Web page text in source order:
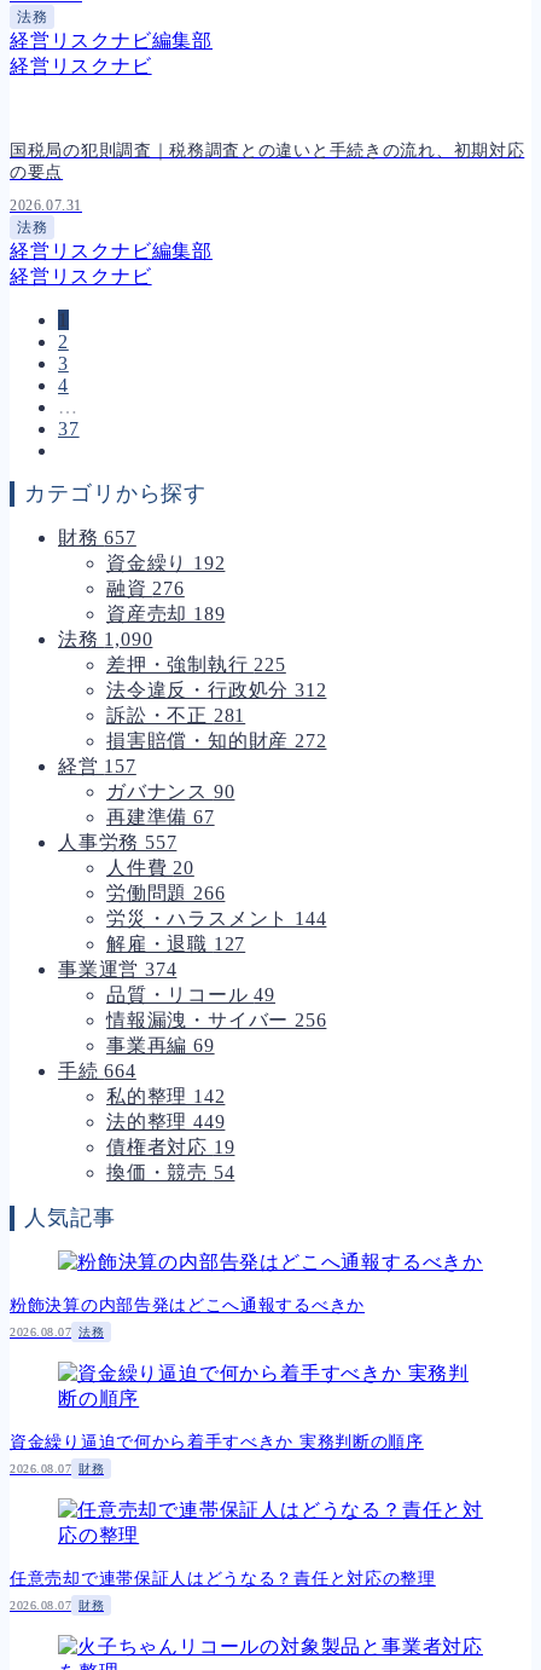
法務
経営リスクナビ編集部
経営リスクナビ
国税局の犯則調査｜税務調査との違いと手続きの流れ、初期対応
の要点
2026.07.31
法務
経営リスクナビ編集部
経営リスクナビ
1
2
3
4
…
37
カテゴリから探す
財務657
資金繰り 192
融資276
資産売却 189
法務 1,090
差押・強制執行225
法令違反・行政処分312
訴訟・不正 281
損害賠償・知的財産272
経営 157
ガバナンス 90
再建準備 67
人事労務 557
人件費20
労働問題 266
労災・ハラスメント 144
解雇・退職 127
事業運営 374
品質・リコール49
情報漏洩・サイバー 256
事業再編 69
手続664
私的整理 142
法的整理 449
債権者対応 19
換価・競売 54
人気記事
粉飾決算の内部告発はどこへ通報するべきか
2026.08.07 法務
資金繰り逼迫で何から着手すべきか 実務判断の順序
2026.08.07 財務
任意売却で連帯保証人はどうなる？責任と対応の整理
2026.08.07 財務